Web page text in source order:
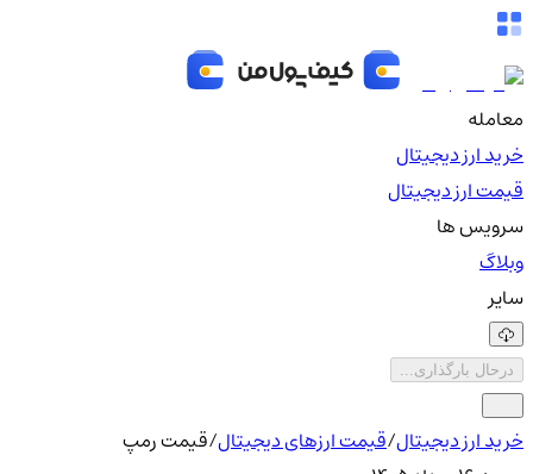
معامله
خرید ارز دیجیتال
قیمت ارز دیجیتال
سرویس ها
وبلاگ
سایر
درحال بارگذاری...
خرید ارز دیجیتال/قیمت ارزهای دیجیتال/قیمت رمپ